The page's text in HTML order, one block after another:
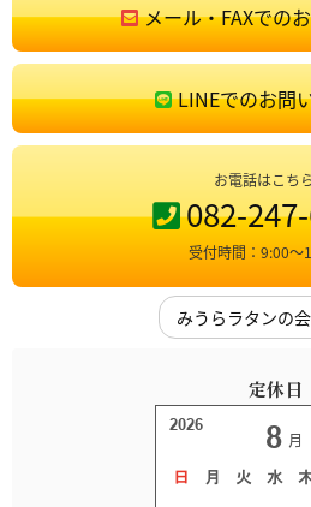
メール・FAXでの
LINEでのお問
お電話はこち
082-
受付時間：9:00〜
みうらラタンの
定休日